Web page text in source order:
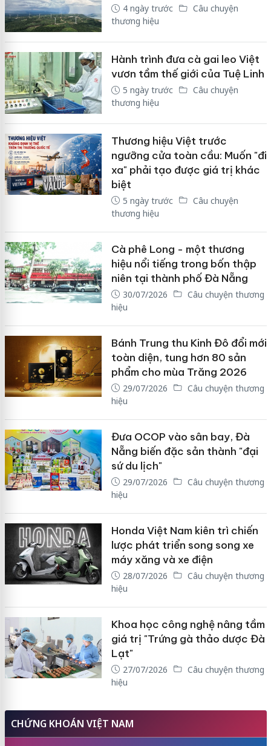
4 ngày trước
Câu chuyện
thương hiệu
Hành trình đưa cà gai leo Việt
vươn tầm thế giới của Tuệ Linh
5 ngày trước
Câu chuyện
thương hiệu
Thương hiệu Việt trước
ngưỡng cửa toàn cầu: Muốn "đi
xa" phải tạo được giá trị khác
biệt
5 ngày trước
Câu chuyện
thương hiệu
Cà phê Long - một thương
hiệu nổi tiếng trong bốn thập
niên tại thành phố Đà Nẵng
30/07/2026
Câu chuyện thương
hiệu
Bánh Trung thu Kinh Đô đổi mới
toàn diện, tung hơn 80 sản
phẩm cho mùa Trăng 2026
29/07/2026
Câu chuyện thương
hiệu
Đưa OCOP vào sân bay, Đà
Nẵng biến đặc sản thành "đại
sứ du lịch"
29/07/2026
Câu chuyện thương
hiệu
Honda Việt Nam kiên trì chiến
lược phát triển song song xe
máy xăng và xe điện
28/07/2026
Câu chuyện thương
hiệu
Khoa học công nghệ nâng tầm
giá trị "Trứng gà thảo dược Đà
Lạt"
27/07/2026
Câu chuyện thương
hiệu
CHỨNG KHOÁN VIỆT NAM